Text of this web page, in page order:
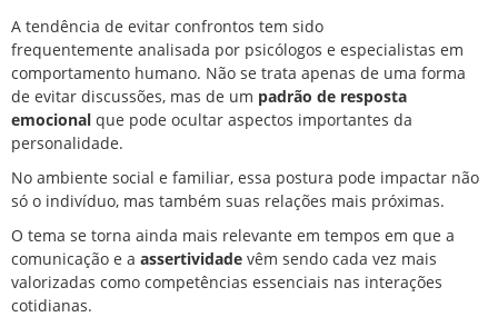
A tendência de evitar confrontos tem sido
frequentemente analisada por psicólogos e especialistas em
comportamento humano. Não se trata apenas de uma forma
de evitar discussões, mas de um padrão de resposta
emocional que pode ocultar aspectos importantes da
personalidade.
No ambiente social e familiar, essa postura pode impactar não
só o indivíduo, mas também suas relações mais próximas.
O tema se torna ainda mais relevante em tempos em que a
comunicação e a assertividade vêm sendo cada vez mais
valorizadas como competências essenciais nas interações
cotidianas.